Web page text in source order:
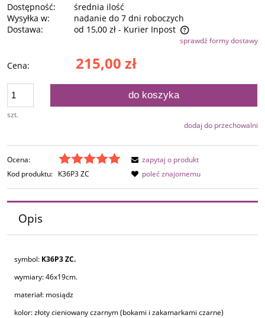
Dostępność:
średnia ilość
Wysyłka w:
nadanie do 7 dni roboczych
Dostawa:
od 15,00 zł - Kurier Inpost
Cena nie zawiera ewentualnych kosztów płatnościsprawdź formy dostawy
Cena: 215,00 zł
szt.
do koszyka
dodaj do przechowalni
Ocena:
Kod produktu: K36P3 ZC
zapytaj o produkt
poleć znajomemu
Opis
symbol: K36P3 ZC.
wymiary: 46x19cm.
materiał: mosiądz
kolor: złoty cieniowany czarnym (bokami i zakamarkami czarne)